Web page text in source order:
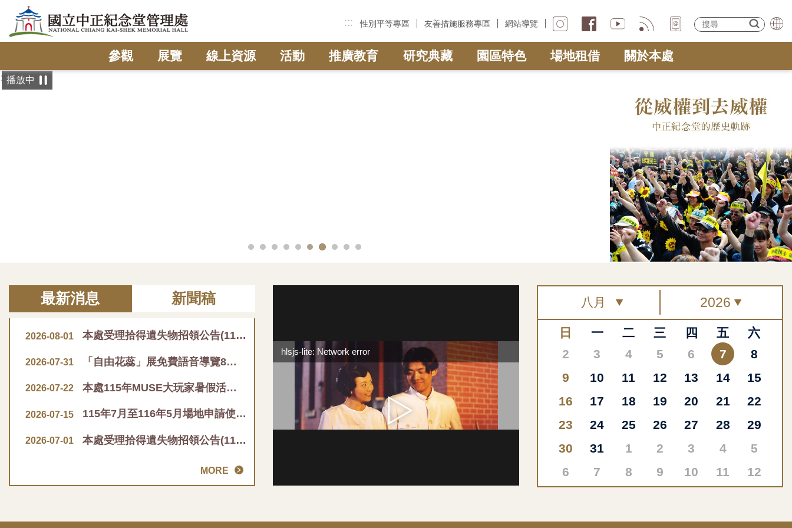
跳到主要內容區塊
::: 性別平等專區 友善措施服務專區 網站導覽
參觀 展覽 線上資源 活動 推廣教育 研究典藏 園區特色 場地租借 關於本處
:::播放中
最新消息 新聞稿
2026-08-01 本處受理拾得遺失物招領公告(115年2月至7月)
2026-07-31 「自由花蕊」展免費語音導覽8月1日上線
2026-07-22 本處115年MUSE大玩家暑假活動推廣品已全數兌換完畢
2026-07-15 115年7月至116年5月場地申請使用審查通過清單
2026-07-01 本處受理拾得遺失物招領公告(115年1月至6月)
MORE
日 一 二 三 四 五
六
2
3 4 5 6 7
8
9
10 11 12 13 14
15
16
17 18 19 20 21
22
23
24 25 26 27 28
29
30
31 1 2 3 4
5
6
7 8 9 10 11 12